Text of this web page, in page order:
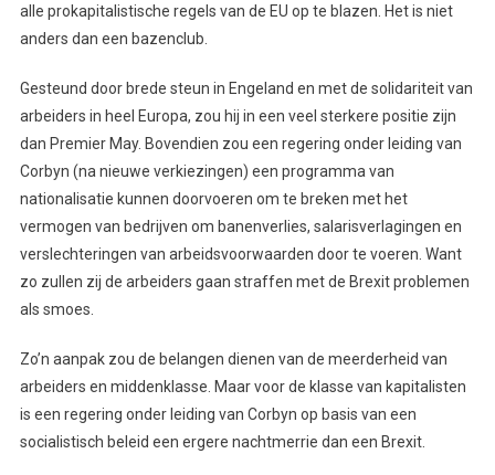
alle prokapitalistische regels van de EU op te blazen. Het is niet
anders dan een bazenclub.
Gesteund door brede steun in Engeland en met de solidariteit van
arbeiders in heel Europa, zou hij in een veel sterkere positie zijn
dan Premier May. Bovendien zou een regering onder leiding van
Corbyn (na nieuwe verkiezingen) een programma van
nationalisatie kunnen doorvoeren om te breken met het
vermogen van bedrijven om banenverlies, salarisverlagingen en
verslechteringen van arbeidsvoorwaarden door te voeren. Want
zo zullen zij de arbeiders gaan straffen met de Brexit problemen
als smoes.
Zo’n aanpak zou de belangen dienen van de meerderheid van
arbeiders en middenklasse. Maar voor de klasse van kapitalisten
is een regering onder leiding van Corbyn op basis van een
socialistisch beleid een ergere nachtmerrie dan een Brexit.